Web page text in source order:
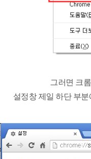
그러면 크
설정창 제일 하단 부분